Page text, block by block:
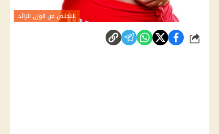
النخلص من الوزن الزائد
شارك